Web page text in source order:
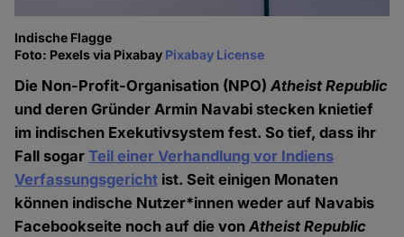
Indische Flagge
Foto: Pexels via Pixabay Pixabay License
Die Non-Profit-Organisation (NPO)Atheist Republic
und deren Gründer Armin Navabi stecken knietief
im indischen Exekutivsystem fest. So tief, dass ihr
Fall sogarTeil einer Verhandlung vor Indiens
Verfassungsgericht ist. Seit einigen Monaten
können indische Nutzer*innen weder auf Navabis
Facebookseite noch auf die vonAtheist Republic